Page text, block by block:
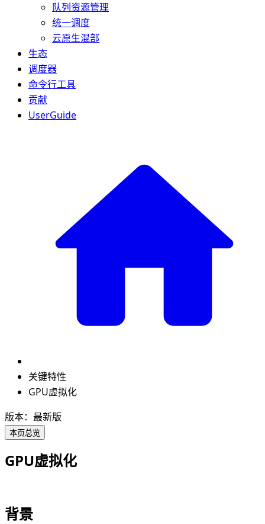
队列资源管理
统一调度
云原生混部
生态
调度器
命令行工具
贡献
UserGuide
关键特性
GPU虚拟化
版本：最新版
本页总览
GPU虚拟化
背景